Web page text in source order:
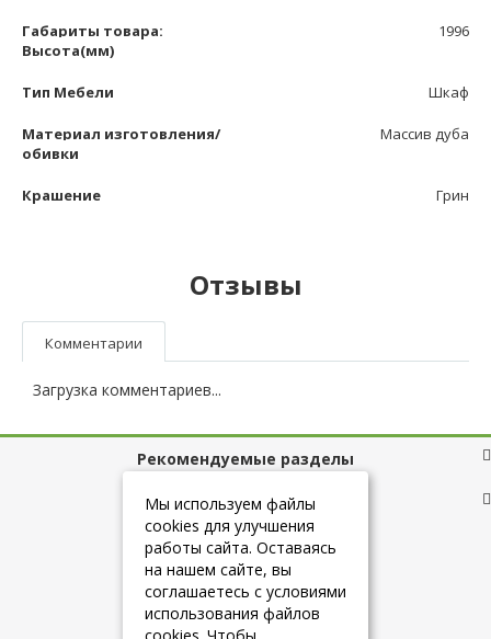
Габариты товара:
Высота(мм)
1996
Тип Мебели Шкаф
Материал изготовления/
обивки
Массив дуба
Крашение Грин
Отзывы
Комментарии
Загрузка комментариев...
Рекомендуемые разделы
Полезные ссылки
+7 (925) 084-10-60
Мы используем файлы
cookies для улучшения
работы сайта. Оставаясь
на нашем сайте, вы
соглашаетесь с условиями
использования файлов